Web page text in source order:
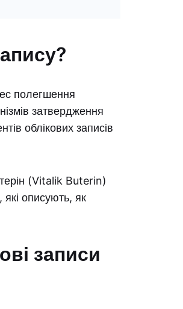
полегшення
затвердження
облікових записів
(Vitalik Buterin)
описують, як
записи